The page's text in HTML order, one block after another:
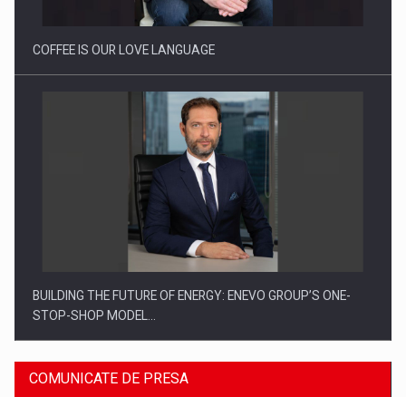
COFFEE IS OUR LOVE LANGUAGE
BUILDING THE FUTURE OF ENERGY: ENEVO GROUP’S ONE-
STOP-SHOP MODEL…
COMUNICATE DE PRESA